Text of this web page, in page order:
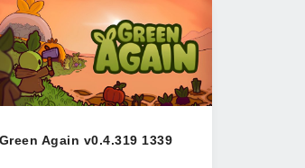
Green Again v0.4.319 1339